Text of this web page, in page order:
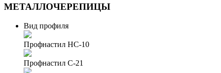
МЕТАЛЛОЧЕРЕПИЦЫ
Вид профиля
Профнастил НС-10
Профнастил С-21